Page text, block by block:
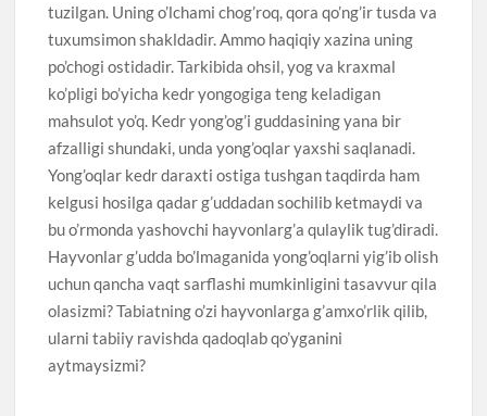
tuzilgan. Uning o’lchami chog’roq, qora qo’ng’ir tusda va
tuxumsimon shakldadir. Ammo haqiqiy xazina uning
po’chogi ostidadir. Tarkibida ohsil, yog va kraxmal
ko’pligi bo’yicha kedr yongogiga teng keladigan
mahsulot yo’q. Kedr yong’og’i guddasining yana bir
afzalligi shundaki, unda yong’oqlar yaxshi saqlanadi.
Yong’oqlar kedr daraxti ostiga tushgan taqdirda ham
kelgusi hosilga qadar g’uddadan sochilib ketmaydi va
bu o’rmonda yashovchi hayvonlarg’a qulaylik tug’diradi.
Hayvonlar g’udda bo’lmaganida yong’oqlarni yig’ib olish
uchun qancha vaqt sarflashi mumkinligini tasavvur qila
olasizmi? Tabiatning o’zi hayvonlarga g’amxo’rlik qilib,
ularni tabiiy ravishda qadoqlab qo’yganini
aytmaysizmi?